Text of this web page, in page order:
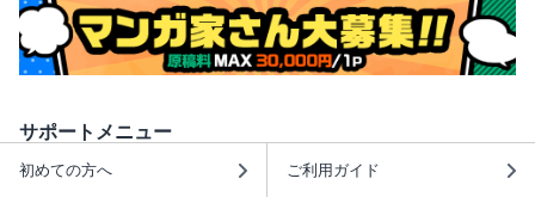
サポートメニュー
初めての方へ ご利用ガイド